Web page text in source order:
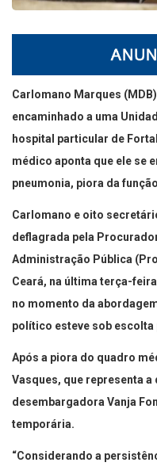
Carlomano Marques
encaminhado a uma
hospital particular de
médico aponta que ele se
pneumonia, piora da
Carlomano e oito
deflagrada pela
Administração Pública
Ceará, na última terça-
no momento da
político esteve sob escolta
Após a piora do quadro
Vasques, que representa
desembargadora Vanja
temporária.
“Considerando a